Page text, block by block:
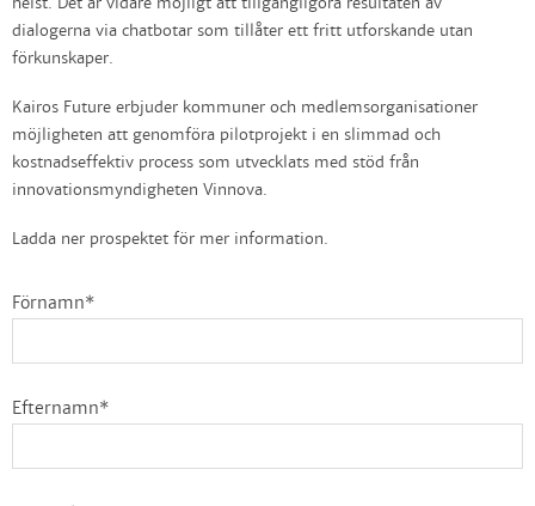
dialogerna via chatbotar som tillåter ett fritt utforskande utan
förkunskaper.
Kairos Future erbjuder kommuner och medlemsorganisationer
möjligheten att genomföra pilotprojekt i en slimmad och
kostnadseffektiv process som utvecklats med stöd från
innovationsmyndigheten Vinnova.
Ladda ner prospektet för mer information.
Förnamn*
Efternamn*